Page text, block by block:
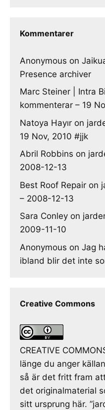
Kommentarer
Anonymous on
Presence archiver
Marc Steiner | Intra
kommenterar – 19
Natoya Hayır on
19 Nov, 2010 #jjk
Abril Robbins on
2008-12-13
Best Roof Repair on
– 2008-12-13
Sara Conley on
2009-11-10
Anonymous on Jag
ibland blir det inte
Creative Commons
CREATIVE
länge du anger
så är det fritt fram
det originalmaterial
sitt ursprung här.